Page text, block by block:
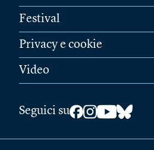
Festival
Privacy e cookie
Video
Seguici su